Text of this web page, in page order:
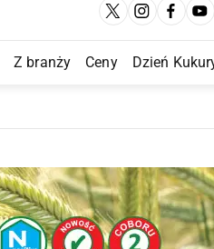
Z branży Ceny Dzień